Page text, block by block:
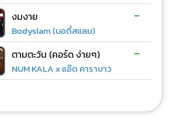
งมงาย
Bodyslam (บอดี้สแลม)
-
ตามตะวัน (คอร์ด ง่ายๆ)
NUM KALA x แอ๊ด คาราบาว
-